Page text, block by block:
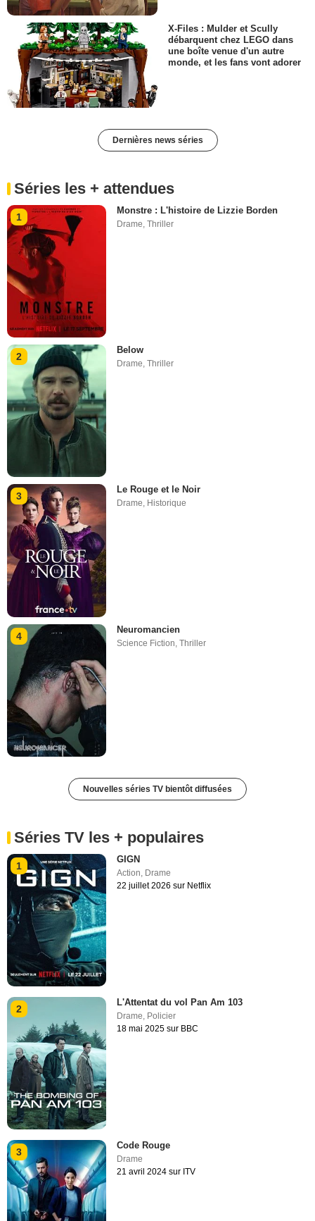
X-Files : Mulder et Scully
débarquent chez LEGO dans
une boîte venue d'un autre
monde, et les fans vont adorer
Dernières news séries
Séries les + attendues
1
Monstre : L'histoire de Lizzie Borden
Drame ,Thriller
2
Below
Drame,Thriller
3
Le Rouge et le Noir
Drame, Historique
4
Neuromancien
Science Fiction ,Thriller
Nouvelles séries TV bientôt diffusées
Séries TV les + populaires
1
GIGN
Action, Drame
22 juillet 2026 sur Netflix
2
L'Attentat du vol Pan Am 103
Drame, Policier
18 mai 2025 sur BBC
3
Code Rouge
Drame
21 avril 2024 sur ITV